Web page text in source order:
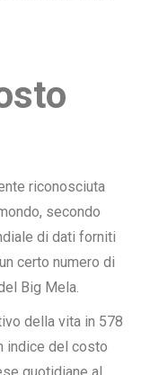
riconosciuta
secondo
di dati forniti
certo numero di
Big Mela.
della vita in 578
indice del costo